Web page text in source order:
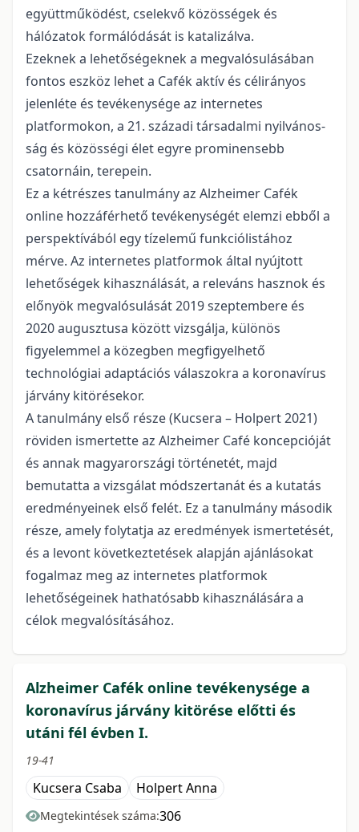
együttműködést, cselekvő közösségek és
hálózatok formálódását is katalizálva.
Ezeknek a lehetőségeknek a megvalósulásában
fontos eszköz lehet a Cafék aktív és célirá­nyos
jelenléte és tevékenysége az internetes
platformokon, a 21. századi társadalmi nyilvános­
ság és közösségi élet egyre prominensebb
csatornáin, terepein.
Ez a kétrészes tanulmány az Alzheimer Cafék
online hozzáférhető tevékenységét elemzi eb­ből a
perspektívából egy tízelemű funkciólistához
mérve. Az internetes platformok által nyújtott
lehetőségek kihasználását, a releváns hasznok és
előnyök megvalósulását 2019 szeptembere és
2020 augusztusa között vizsgálja, különös
figyelemmel a közegben megfigyelhető
technológiai adaptációs válaszokra a koronavírus
járvány kitörésekor.
A tanulmány első része (Kucsera – Holpert 2021)
röviden ismertette az Alzheimer Café kon­cepcióját
és annak magyarországi történetét, majd
bemutatta a vizsgálat módszertanát és a kutatás
eredményeinek első felét. Ez a tanulmány második
része, amely folytatja az eredmények ismertetését,
és a levont következtetések alapján ajánlásokat
fogalmaz meg az internetes plat­formok
lehetőségeinek hathatósabb kihasználására a
célok megvalósításához.
Alzheimer Cafék online tevékenysége a
koronavírus járvány kitörése előtti és
utáni fél évben I.
19-41
Kucsera Csaba Holpert Anna
Megtekintések száma:306